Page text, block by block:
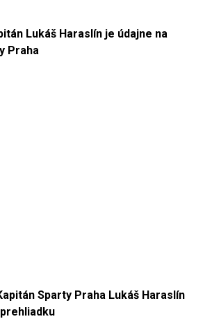
Lukáš Haraslín je údajne na
Praha
Sparty Praha Lukáš Haraslín